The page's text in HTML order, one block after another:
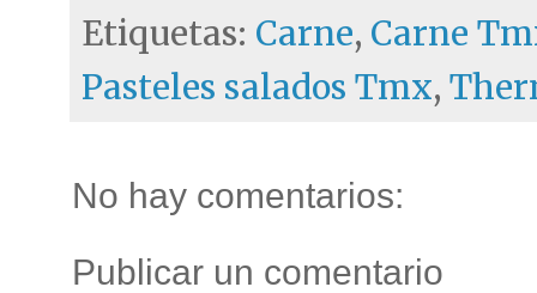
Etiquetas: Carne, Carne
Pasteles salados Tmx,
No hay comentarios:
Publicar un comentario